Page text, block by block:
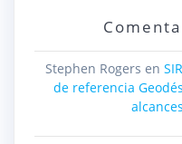
Stephen Rogers en
de referencia